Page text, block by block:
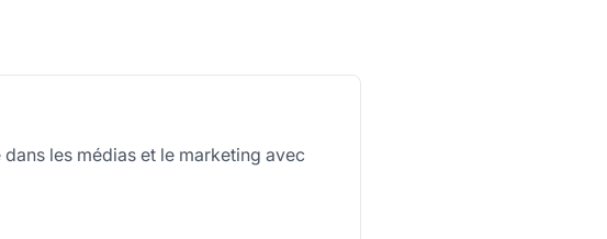
les médias et le marketing avec